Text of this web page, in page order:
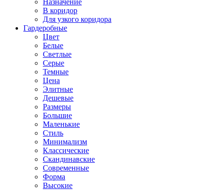
Назначение
В коридор
Для узкого коридора
Гардеробные
Цвет
Белые
Светлые
Серые
Темные
Цена
Элитные
Дешевые
Размеры
Большие
Маленькие
Стиль
Минимализм
Классические
Скандинавские
Современные
Форма
Высокие